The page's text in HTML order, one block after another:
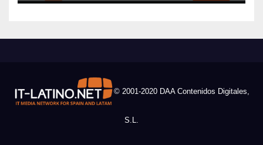
© 2001-2020 DAA Contenidos Digitales,
S.L.